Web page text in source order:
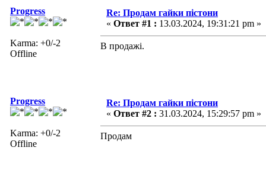
Progress
Karma: +0/-2
Offline
Re: Продам гайки пістони
« Ответ #1 : 13.03.2024, 19:31:21 pm »
В продажі.
Progress
Karma: +0/-2
Offline
Re: Продам гайки пістони
« Ответ #2 : 31.03.2024, 15:29:57 pm »
Продам